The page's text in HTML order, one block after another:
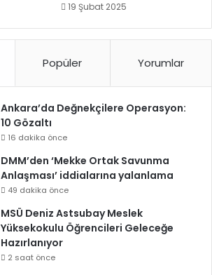
19 Şubat 2025
Popüler Yorumlar
Ankara’da Değnekçilere Operasyon:
10 Gözaltı
16 dakika önce
DMM’den ‘Mekke Ortak Savunma
Anlaşması’ iddialarına yalanlama
49 dakika önce
MSÜ Deniz Astsubay Meslek
Yüksekokulu Öğrencileri Geleceğe
Hazırlanıyor
2 saat önce